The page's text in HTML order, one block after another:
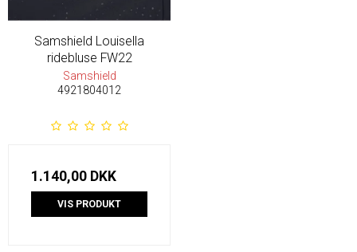
Samshield Louisella
ridebluse FW22
Samshield
4921804012
1.140,00 DKK
VIS PRODUKT